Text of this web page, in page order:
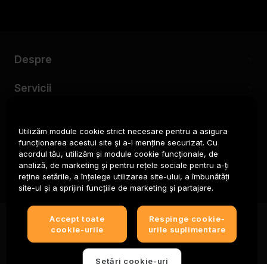
Despre
Servicii
Produse
Juridic
© 2025-2026 Bybit.eu. All rights reserved.
Condițiile de utilizare a serviciului
| Termene de
confidențialitate | Impressum (Informații legale) | Centru de
preferințe privind modulele cookie
Utilizăm module cookie strict necesare pentru a asigura
funcționarea acestui site și a-l menține securizat. Cu
acordul tău, utilizăm și module cookie funcționale, de
analiză, de marketing și pentru rețele sociale pentru a-ți
reține setările, a înțelege utilizarea site-ului, a îmbunătăți
site-ul și a sprijini funcțiile de marketing și partajare.
Accept toate
cookie-urile
Respinge cookie-
urile suplimentare
Setări cookie-uri